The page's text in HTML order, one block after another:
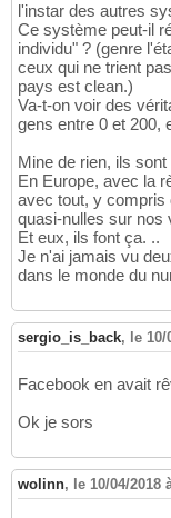
l'instar des autres
Ce système peut-il
individu" ? (genre
ceux qui ne trient
pays est clean.)
Va-t-on voir des
gens entre 0 et 200,
Mine de rien, ils
En Europe, avec la
avec tout, y compris
quasi-nulles sur nos
Et eux, ils font ça. ..
Je n'ai jamais vu
dans le monde du
sergio_is_back, le
Facebook en avait
Ok je sors
wolinn, le 10/04/2018